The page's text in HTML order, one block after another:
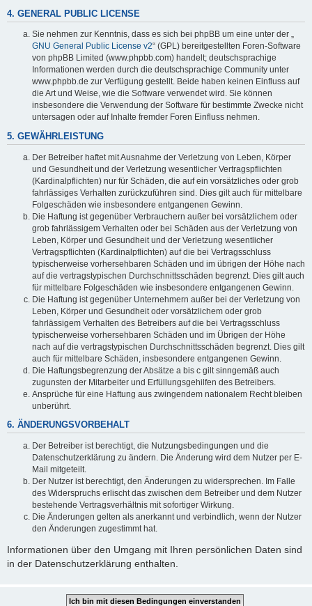
4. GENERAL PUBLIC LICENSE
Sie nehmen zur Kenntnis, dass es sich bei phpBB um eine unter der „
GNU General Public License v2“ (GPL) bereitgestellten Foren-Software
von phpBB Limited (www.phpbb.com) handelt; deutschsprachige
Informationen werden durch die deutschsprachige Community unter
www.phpbb.de zur Verfügung gestellt. Beide haben keinen Einfluss auf
die Art und Weise, wie die Software verwendet wird. Sie können
insbesondere die Verwendung der Software für bestimmte Zwecke nicht
untersagen oder auf Inhalte fremder Foren Einfluss nehmen.
5. GEWÄHRLEISTUNG
Der Betreiber haftet mit Ausnahme der Verletzung von Leben, Körper
und Gesundheit und der Verletzung wesentlicher Vertragspflichten
(Kardinalpflichten) nur für Schäden, die auf ein vorsätzliches oder grob
fahrlässiges Verhalten zurückzuführen sind. Dies gilt auch für mittelbare
Folgeschäden wie insbesondere entgangenen Gewinn.
Die Haftung ist gegenüber Verbrauchern außer bei vorsätzlichem oder
grob fahrlässigem Verhalten oder bei Schäden aus der Verletzung von
Leben, Körper und Gesundheit und der Verletzung wesentlicher
Vertragspflichten (Kardinalpflichten) auf die bei Vertragsschluss
typischerweise vorhersehbaren Schäden und im übrigen der Höhe nach
auf die vertragstypischen Durchschnittsschäden begrenzt. Dies gilt auch
für mittelbare Folgeschäden wie insbesondere entgangenen Gewinn.
Die Haftung ist gegenüber Unternehmern außer bei der Verletzung von
Leben, Körper und Gesundheit oder vorsätzlichem oder grob
fahrlässigem Verhalten des Betreibers auf die bei Vertragsschluss
typischerweise vorhersehbaren Schäden und im Übrigen der Höhe
nach auf die vertragstypischen Durchschnittsschäden begrenzt. Dies gilt
auch für mittelbare Schäden, insbesondere entgangenen Gewinn.
Die Haftungsbegrenzung der Absätze a bis c gilt sinngemäß auch
zugunsten der Mitarbeiter und Erfüllungsgehilfen des Betreibers.
Ansprüche für eine Haftung aus zwingendem nationalem Recht bleiben
unberührt.
6. ÄNDERUNGSVORBEHALT
Der Betreiber ist berechtigt, die Nutzungsbedingungen und die
Datenschutzerklärung zu ändern. Die Änderung wird dem Nutzer per E-
Mail mitgeteilt.
Der Nutzer ist berechtigt, den Änderungen zu widersprechen. Im Falle
des Widerspruchs erlischt das zwischen dem Betreiber und dem Nutzer
bestehende Vertragsverhältnis mit sofortiger Wirkung.
Die Änderungen gelten als anerkannt und verbindlich, wenn der Nutzer
den Änderungen zugestimmt hat.
Informationen über den Umgang mit Ihren persönlichen Daten sind
in der Datenschutzerklärung enthalten.